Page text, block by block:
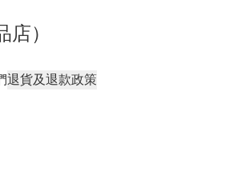
）
退貨及退款政策